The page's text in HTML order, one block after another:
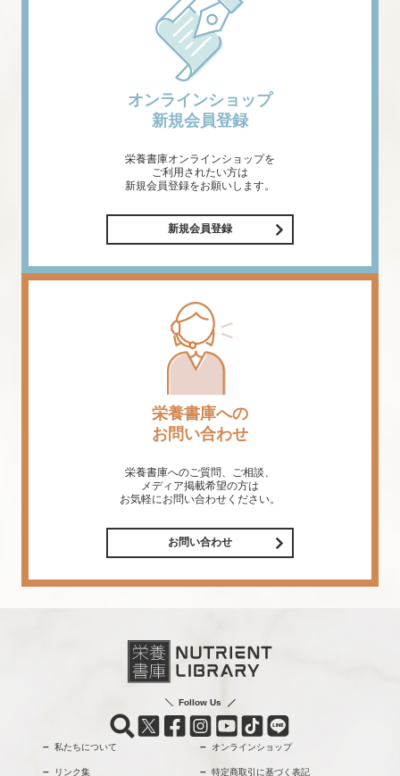
オンラインショップ
新規会員登録
栄養書庫オンラインショップを
ご利用されたい方は
新規会員登録をお願いします。
新規会員登録
栄養書庫への
お問い合わせ
栄養書庫へのご質問、ご相談、
メディア掲載希望の方は
お気軽にお問い合わせください。
お問い合わせ
Follow Us
私たちについて オンラインショップ
リンク集 特定商取引に基づく表記